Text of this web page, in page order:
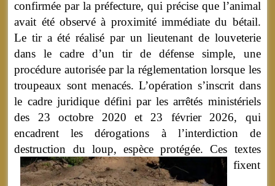
confirmée par la préfecture, qui précise que l’animal
avait été observé à proximité immédiate du bétail.
Le tir a été réalisé par un lieutenant de louveterie
dans le cadre d’un tir de défense simple, une
procédure autorisée par la réglementation lorsque les
troupeaux sont menacés. L’opération s’inscrit dans
le cadre juridique défini par les arrêtés ministériels
des 23 octobre 2020 et 23 février 2026, qui
encadrent les dérogations à l’interdiction de
destruction du loup, espèce protégée.Ces textes
fixent